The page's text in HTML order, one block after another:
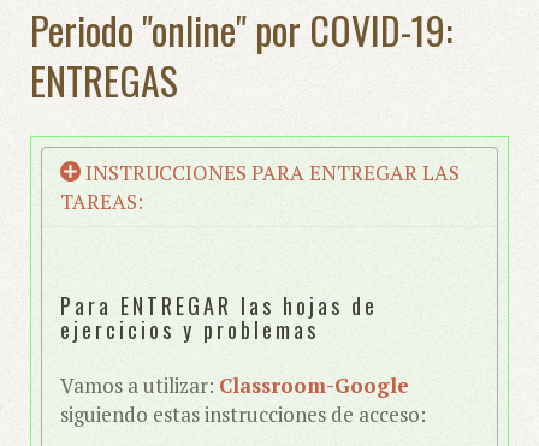
Periodo "online" por COVID-19:
ENTREGAS
INSTRUCCIONES PARA ENTREGAR LAS
TAREAS:
Para ENTREGAR las hojas de
ejercicios y problemas
Vamos a utilizar: Classroom-Google
siguiendo estas instrucciones de acceso: